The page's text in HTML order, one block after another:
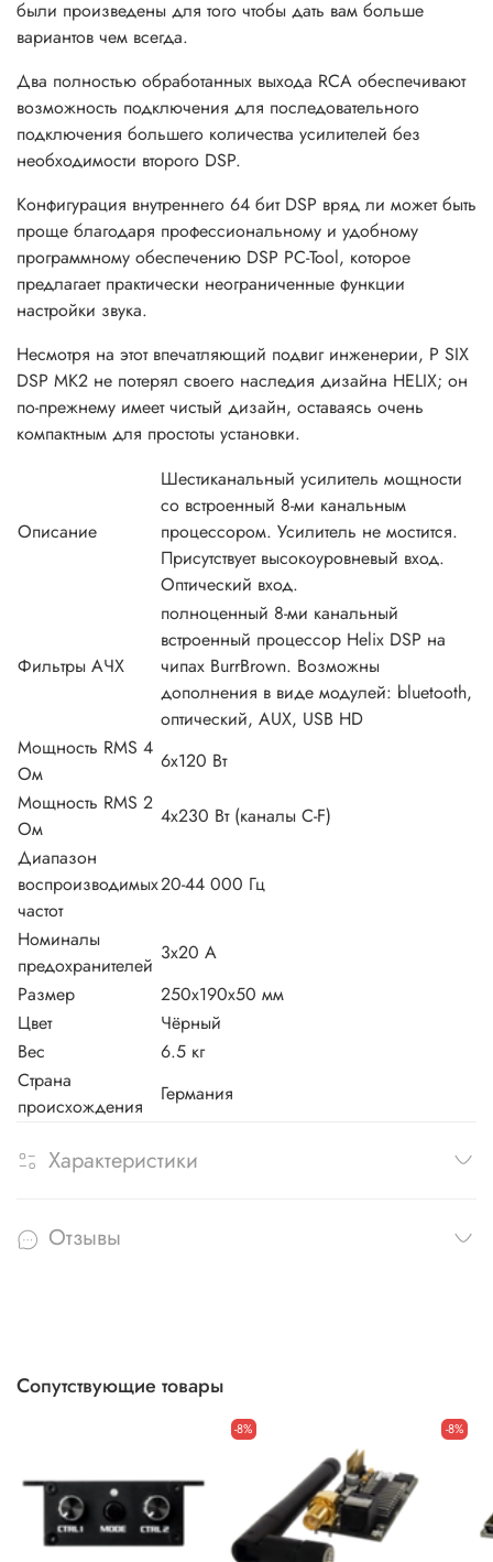
были произведены для того чтобы дать вам больше
вариантов чем всегда.
Два полностью обработанных выхода RCA обеспечивают
возможность подключения для последовательного
подключения большего количества усилителей без
необходимости второго DSP.
Конфигурация внутреннего 64 бит DSP вряд ли может быть
проще благодаря профессиональному и удобному
программному обеспечению DSP PC-Tool, которое
предлагает практически неограниченные функции
настройки звука.
Несмотря на этот впечатляющий подвиг инженерии, P SIX
DSP MK2 не потерял своего наследия дизайна HELIX; он
по-прежнему имеет чистый дизайн, оставаясь очень
компактным для простоты установки.
Описание
Шестиканальный усилитель мощности
со встроенный 8-ми канальным
процессором. Усилитель не мостится.
Присутствует высокоуровневый вход.
Оптический вход.
Фильтры АЧХ
полноценный 8-ми канальный
встроенный процессор Helix DSP на
чипах BurrBrown. Возможны
дополнения в виде модулей: bluetooth,
оптический, AUX, USB HD
Мощность RMS 4
Ом
6х120 Вт
Мощность RMS 2
Ом
4х230 Вт (каналы C-F)
Диапазон
воспроизводимых
частот
20-44 000 Гц
Номиналы
предохранителей
3х20 А
Размер
250х190х50 мм
Цвет
Чёрный
Вес
6.5 кг
Страна
происхождения
Германия
Характеристики
Отзывы
Сопутствующие товары
-8% -8%